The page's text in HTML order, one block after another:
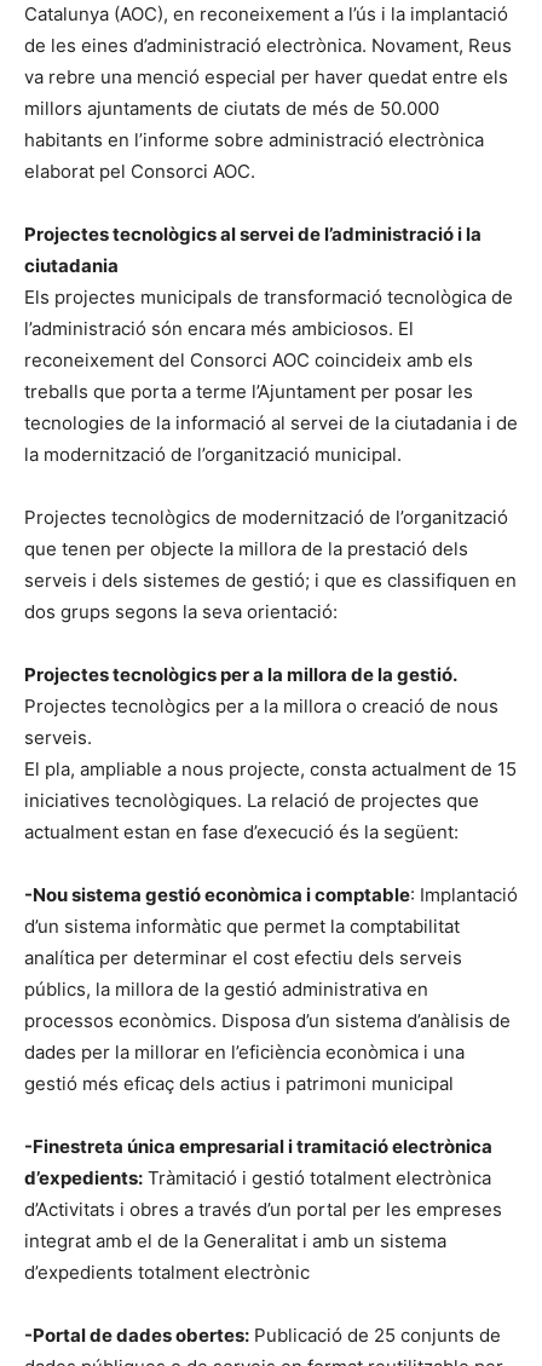
Catalunya (AOC), en reconeixement a l’ús i la implantació
de les eines d’administració electrònica. Novament, Reus
va rebre una menció especial per haver quedat entre els
millors ajuntaments de ciutats de més de 50.000
habitants en l’informe sobre administració electrònica
elaborat pel Consorci AOC.
Projectes tecnològics al servei de l’administració i la
ciutadania
Els projectes municipals de transformació tecnològica de
l’administració són encara més ambiciosos. El
reconeixement del Consorci AOC coincideix amb els
treballs que porta a terme l’Ajuntament per posar les
tecnologies de la informació al servei de la ciutadania i de
la modernització de l’organització municipal.
Projectes tecnològics de modernització de l’organització
que tenen per objecte la millora de la prestació dels
serveis i dels sistemes de gestió; i que es classifiquen en
dos grups segons la seva orientació:
Projectes tecnològics per a la millora de la gestió.
Projectes tecnològics per a la millora o creació de nous
serveis.
El pla, ampliable a nous projecte, consta actualment de 15
iniciatives tecnològiques. La relació de projectes que
actualment estan en fase d’execució és la següent:
-Nou sistema gestió econòmica i comptable: Implantació
d’un sistema informàtic que permet la comptabilitat
analítica per determinar el cost efectiu dels serveis
públics, la millora de la gestió administrativa en
processos econòmics. Disposa d’un sistema d’anàlisis de
dades per la millorar en l’eficiència econòmica i una
gestió més eficaç dels actius i patrimoni municipal
-Finestreta única empresarial i tramitació electrònica
d’expedients: Tràmitació i gestió totalment electrònica
d’Activitats i obres a través d’un portal per les empreses
integrat amb el de la Generalitat i amb un sistema
d’expedients totalment electrònic
-Portal de dades obertes: Publicació de 25 conjunts de